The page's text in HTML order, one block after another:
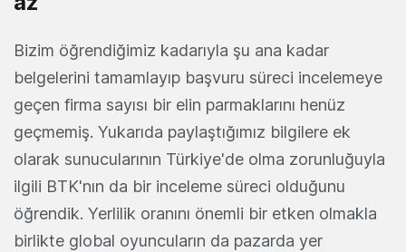
Bizim öğrendiğimiz kadarıyla şu ana kadar
belgelerini tamamlayıp başvuru süreci incelemeye
geçen firma sayısı bir elin parmaklarını henüz
geçmemiş. Yukarıda paylaştığımız bilgilere ek
olarak sunucularının Türkiye'de olma zorunluğuyla
ilgili BTK'nın da bir inceleme süreci olduğunu
öğrendik. Yerlilik oranını önemli bir etken olmakla
birlikte global oyuncuların da pazarda yer